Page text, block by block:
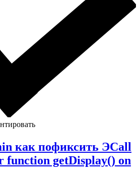
как пофиксить ЭCall
function getDisplay() on